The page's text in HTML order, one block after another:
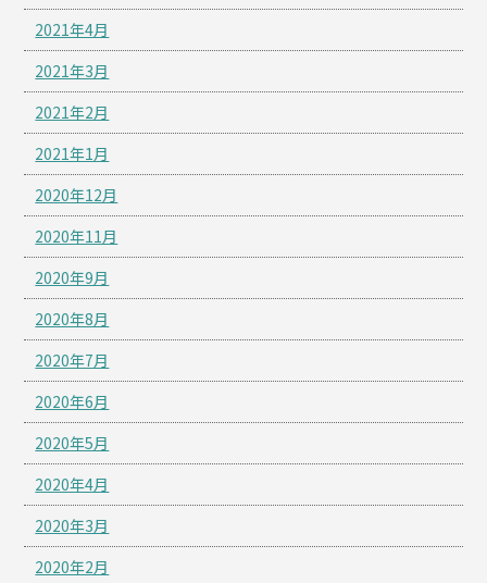
2021年4月
2021年3月
2021年2月
2021年1月
2020年12月
2020年11月
2020年9月
2020年8月
2020年7月
2020年6月
2020年5月
2020年4月
2020年3月
2020年2月